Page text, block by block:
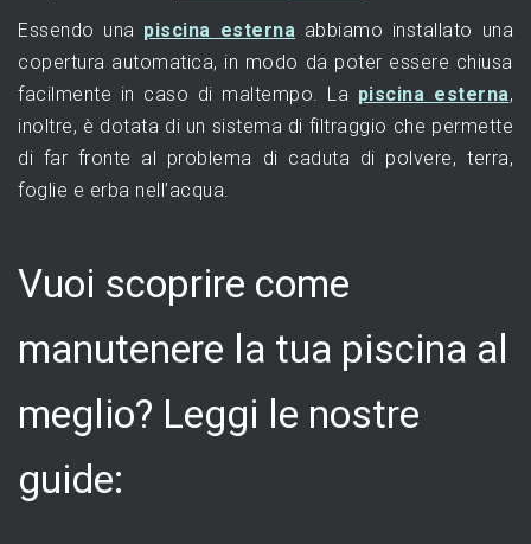
Essendo una piscina esterna abbiamo installato una
copertura automatica, in modo da poter essere chiusa
facilmente in caso di maltempo. La piscina esterna,
inoltre, è dotata di un sistema di filtraggio che permette
di far fronte al problema di caduta di polvere, terra,
foglie e erba nell’acqua.
Vuoi scoprire come
manutenere la tua piscina al
meglio? Leggi le nostre
guide: